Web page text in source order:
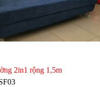
2in1 rộng 1,5m